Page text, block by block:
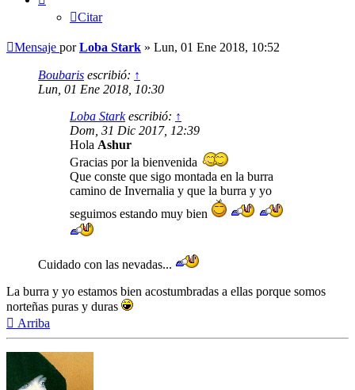
Citar
Mensaje porLoba Stark » Lun, 01 Ene 2018, 10:52
Boubaris escribió: ↑
Lun, 01 Ene 2018, 10:30
Loba Starkescribió: ↑
Dom, 31 Dic 2017, 12:39
Hola Ashur
Gracias por la bienvenida
Que conste que sigo montada en la burra
camino de Invernalia y que la burra y yo
seguimos estando muy bien
Cuidado con las nevadas...
La burra y yo estamos bien acostumbradas a ellas porque somos
norteñas puras y duras
Arriba